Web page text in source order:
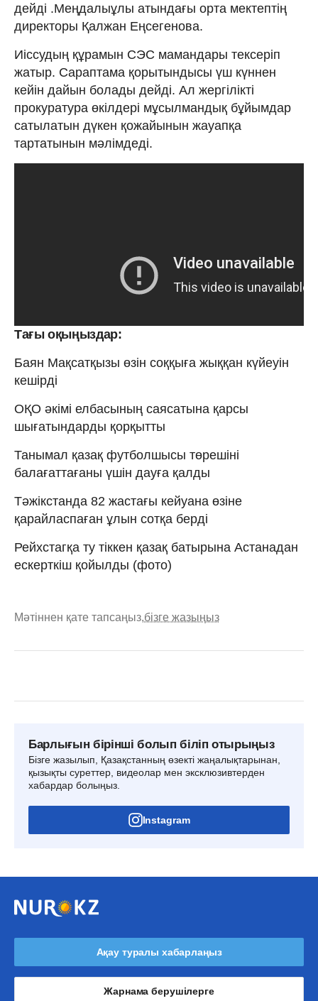
дейді .Меңдалыұлы атындағы орта мектептің
директоры Қалжан Еңсегенова.
Иіссудың құрамын СЭС мамандары тексеріп
жатыр. Сараптама қорытындысы үш күннен
кейін дайын болады дейді. Ал жергілікті
прокуратура өкілдері мұсылмандық бұйымдар
сатылатын дүкен қожайынын жауапқа
тартатынын мәлімдеді.
Тағы оқыңыздар:
Баян Мақсатқызы өзін соққыға жыққан күйеуін
кешірді
ОҚО әкімі елбасының саясатына қарсы
шығатындарды қорқытты
Танымал қазақ футболшысы төрешіні
балағаттағаны үшін дауға қалды
Тәжікстанда 82 жастағы кейуана өзіне
қарайласпаған ұлын сотқа берді
Рейхстагқа ту тіккен қазақ батырына Астанадан
ескерткіш қойылды (фото)
Мәтіннен қате тапсаңыз,бізге жазыңыз
Барлығын бірінші болып біліп отырыңыз
Бізге жазылып, Қазақстанның өзекті жаңалықтарынан,
қызықты суреттер, видеолар мен эксклюзивтерден
хабардар болыңыз.
Instagram
Ақау туралы хабарлаңыз
Жарнама берушілерге